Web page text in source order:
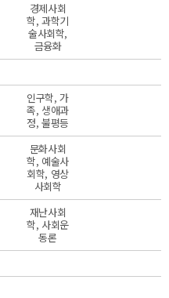
경제사회
학, 과학기
술사회학,
금융화
인구학, 가
족, 생애과
정, 불평등
문화사회
학, 예술사
회학, 영상
사회학
재난사회
학, 사회운
동론